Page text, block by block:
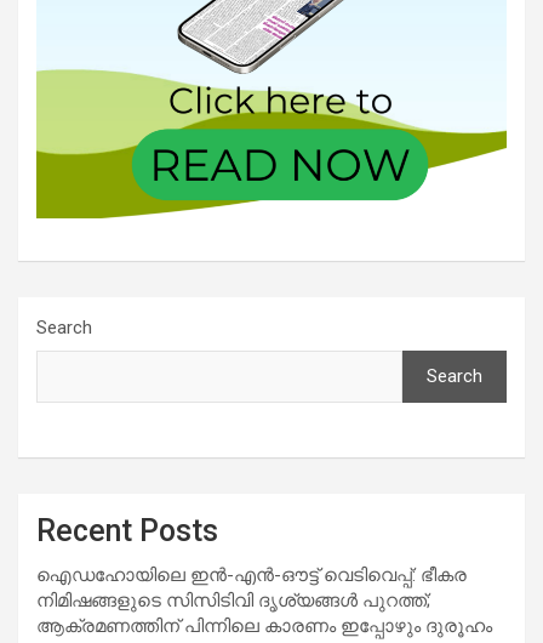
Search
Search
Recent Posts
ഐഡഹോയിലെ ഇൻ-എൻ-ഔട്ട് വെടിവെപ്പ്: ഭീകര
നിമിഷങ്ങളുടെ സിസിടിവി ദൃശ്യങ്ങൾ പുറത്ത്;
ആക്രമണത്തിന് പിന്നിലെ കാരണം ഇപ്പോഴും ദുരൂഹം